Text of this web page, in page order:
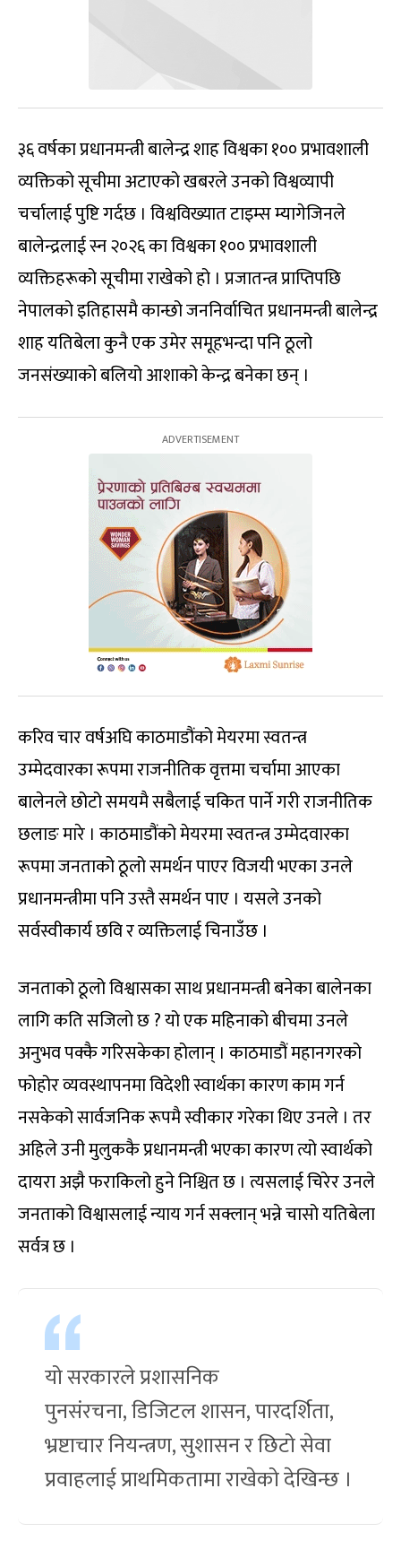
३६ वर्षका प्रधानमन्त्री बालेन्द्र शाह विश्वका १०० प्रभावशाली
व्यक्तिको सूचीमा अटाएको खबरले उनको विश्वव्यापी
चर्चालाई पुष्टि गर्दछ । विश्वविख्यात टाइम्स म्यागेजिनले
बालेन्द्रलाई स्न २०२६ का विश्वका १०० प्रभावशाली
व्यक्तिहरूको सूचीमा राखेको हो । प्रजातन्त्र प्राप्तिपछि
नेपालको इतिहासमै कान्छो जननिर्वाचित प्रधानमन्त्री बालेन्द्र
शाह यतिबेला कुनै एक उमेर समूहभन्दा पनि ठूलो
जनसंख्याको बलियो आशाको केन्द्र बनेका छन् ।
करिव चार वर्षअघि काठमाडौंको मेयरमा स्वतन्त्र
उम्मेदवारका रूपमा राजनीतिक वृत्तमा चर्चामा आएका
बालेनले छोटो समयमै सबैलाई चकित पार्ने गरी राजनीतिक
छलाङ मारे । काठमाडौंको मेयरमा स्वतन्त्र उम्मेदवारका
रूपमा जनताको ठूलो समर्थन पाएर विजयी भएका उनले
प्रधानमन्त्रीमा पनि उस्तै समर्थन पाए । यसले उनको
सर्वस्वीकार्य छवि र व्यक्तिलाई चिनाउँछ ।
जनताको ठूलो विश्वासका साथ प्रधानमन्त्री बनेका बालेनका
लागि कति सजिलो छ ? यो एक महिनाको बीचमा उनले
अनुभव पक्कै गरिसकेका होलान् । काठमाडौं महानगरको
फोहोर व्यवस्थापनमा विदेशी स्वार्थका कारण काम गर्न
नसकेको सार्वजनिक रूपमै स्वीकार गरेका थिए उनले । तर
अहिले उनी मुलुककै प्रधानमन्त्री भएका कारण त्यो स्वार्थको
दायरा अझै फराकिलो हुने निश्चित छ । त्यसलाई चिरेर उनले
जनताको विश्वासलाई न्याय गर्न सक्लान् भन्ने चासो यतिबेला
सर्वत्र छ ।
यो सरकारले प्रशासनिक
पुनसंरचना, डिजिटल शासन, पारदर्शिता,
भ्रष्टाचार नियन्त्रण, सुशासन र छिटो सेवा
प्रवाहलाई प्राथमिकतामा राखेको देखिन्छ ।